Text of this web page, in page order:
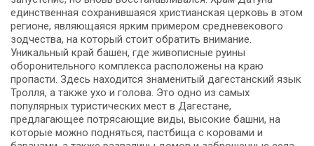
единственная сохранившаяся христианская церковь в этом
регионе, являющаяся ярким примером средневекового
зодчества, на который стоит обратить внимание.
Уникальный край башен, где живописные руины
оборонительного комплекса расположены на краю
пропасти. Здесь находится знаменитый дагестанский язык
Тролля, а также ухо и голова. Это одно из самых
популярных туристических мест в Дагестане,
предлагающее потрясающие виды, высокие башни, на
которые можно подняться, пастбища с коровами и